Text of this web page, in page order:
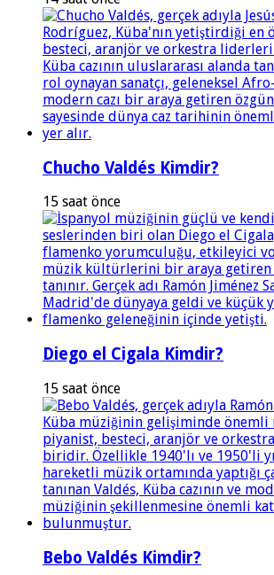
Chucho Valdés Kimdir?
15 saat önce
Diego el Cigala Kimdir?
15 saat önce
Bebo Valdés Kimdir?